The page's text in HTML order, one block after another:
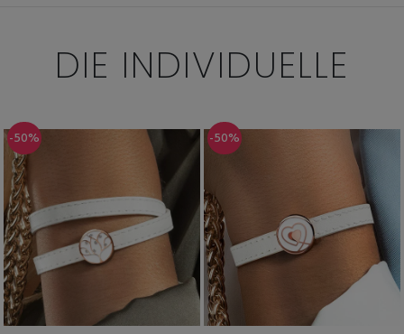
DIE INDIVIDUELLE
-50% -50%